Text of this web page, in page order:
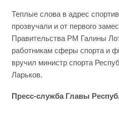
Теплые слова в адрес
прозвучали и от первого
Правительства РМ Галины
работникам сферы спорта и
вручил министр спорта
Ларьков.
Пресс-служба Главы